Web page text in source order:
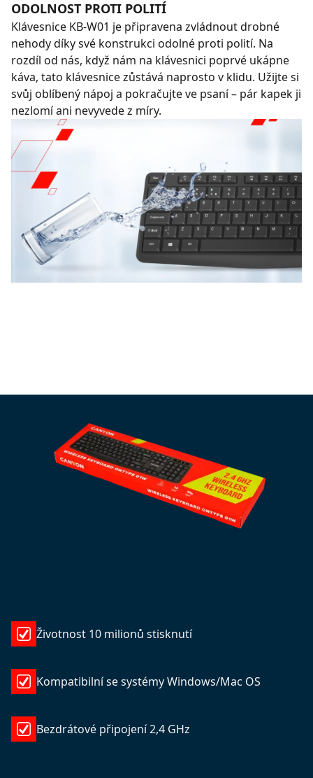
ODOLNOST PROTI POLITÍ
Klávesnice KB-W01 je připravena zvládnout drobné
nehody díky své konstrukci odolné proti polití. Na
rozdíl od nás, když nám na klávesnici poprvé ukápne
káva, tato klávesnice zůstává naprosto v klidu. Užijte si
svůj oblíbený nápoj a pokračujte ve psaní – pár kapek ji
nezlomí ani nevyvede z míry.
Životnost 10 milionů stisknutí
Kompatibilní se systémy Windows/Mac OS
Bezdrátové připojení 2,4 GHz